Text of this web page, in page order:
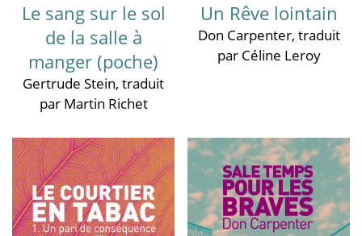
Le sang sur le sol
de la salle à
manger (poche)
Gertrude Stein, traduit
par Martin Richet
Un Rêve lointain
Don Carpenter, traduit
par Céline Leroy